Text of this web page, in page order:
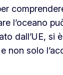
l’oceano
dall’UE, si
non solo